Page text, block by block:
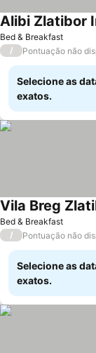
Bed & Breakfast
Alibi Zlatibor
/ Pontuação não
Selecione as
exatos.
Bed & Breakfast
Vila Breg
/ Pontuação não
Selecione as
exatos.